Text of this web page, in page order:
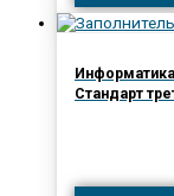
Стандарт